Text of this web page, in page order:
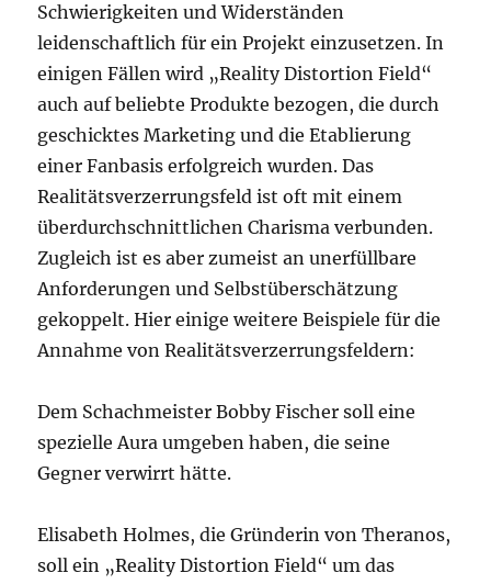
Schwierigkeiten und Widerständen
leidenschaftlich für ein Projekt einzusetzen. In
einigen Fällen wird „Reality Distortion Field“
auch auf beliebte Produkte bezogen, die durch
geschicktes Marketing und die Etablierung
einer Fanbasis erfolgreich wurden. Das
Realitätsverzerrungsfeld ist oft mit einem
überdurchschnittlichen Charisma verbunden.
Zugleich ist es aber zumeist an unerfüllbare
Anforderungen und Selbstüberschätzung
gekoppelt. Hier einige weitere Beispiele für die
Annahme von Realitätsverzerrungsfeldern:
Dem Schachmeister Bobby Fischer soll eine
spezielle Aura umgeben haben, die seine
Gegner verwirrt hätte.
Elisabeth Holmes, die Gründerin von Theranos,
soll ein „Reality Distortion Field“ um das